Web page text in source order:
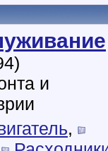
и
,